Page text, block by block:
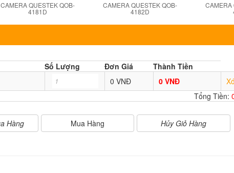
CAMERA QUESTEK QOB-
4181D
CAMERA QUESTEK QOB-
4182D
CAMERA
Số Lượng Đơn Giá
Thành Tiền
0 VNĐ 0 VNĐ
Tổng Tiền:
Mua Hàng